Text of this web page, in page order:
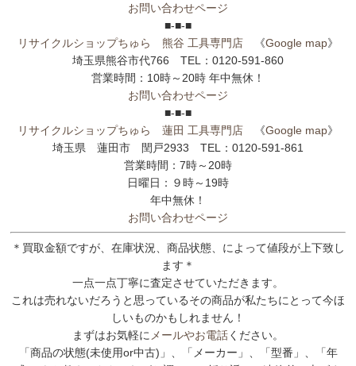
お問い合わせページ
■-■-■
リサイクルショップちゅら 熊谷 工具専門店 《Google map》
埼玉県熊谷市代766 TEL：0120-591-860
営業時間：10時～20時 年中無休！
お問い合わせページ
■-■-■
リサイクルショップちゅら 蓮田 工具専門店 《Google map》
埼玉県 蓮田市 閏戸2933 TEL：0120-591-861
営業時間：7時～20時
日曜日：９時～19時
年中無休！
お問い合わせページ
＊買取金額ですが、在庫状況、商品状態、によって値段が上下致し
ます＊
一点一点丁寧に査定させていただきます。
これは売れないだろうと思っているその商品が私たちにとって今ほ
しいものかもしれません！
まずはお気軽に メールやお電話ください。
「商品の状態(未使用or中古)」、「メーカー」、「型番」、「年